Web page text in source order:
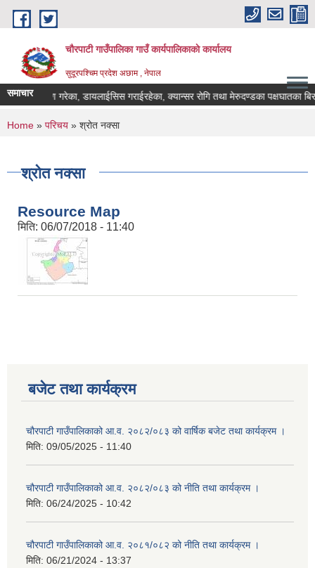
Skip to main content
चौरपाटी गाउँपालिका गाउँ कार्यपालिकाकाे कार्यालय
सुदूरपश्चिम प्रदेश अछाम , नेपाल
समाचार गरेका, डायलाईसिस गराईरहेका, क्यान्सर रोगि तथा मेरुदण्डका पक्षघातका
You are here
Home » परिचय » श्रोत नक्सा
श्रोत नक्सा
Resource Map
मिति: 06/07/2018 - 11:40
बजेट तथा कार्यक्रम
चौरपाटी गाउँपालिकाको आ.व. २०८२/०८३ को वार्षिक बजेट तथा कार्यक्रम ।
मिति: 09/05/2025 - 11:40
चौरपाटी गाउँपालिकाको आ.व. २०८२/०८३ को नीति तथा कार्यक्रम ।
मिति: 06/24/2025 - 10:42
चौरपाटी गाउँपालिकाको आ.व. २०८१/०८२ को नीति तथा कार्यक्रम ।
मिति: 06/21/2024 - 13:37